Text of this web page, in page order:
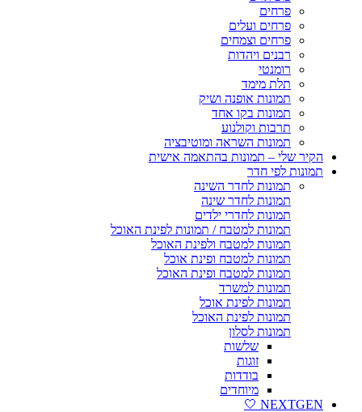
פרחים
פרחים ועלים
פרחים וצמחים
רבנים ויהדות
רומנטי
תלת מימד
תמונות אופנה ושיק
תמונות בקו אחד
תרבות וקולנוע
תמונות השראה ומוטיבציה
הקיר שלי – תמונות בהתאמה אישית
תמונות לפי חדר
תמונות לחדר השינה
תמונות לחדר שינה
תמונות לחדרי ילדים
תמונות למטבח / תמונות לפינת האוכל
תמונות למטבח ולפינת האוכל
תמונות למטבח ופינת אוכל
תמונות למטבח ופינת האוכל
תמונות למשרד
תמונות לפינת אוכל
תמונות לפינת האוכל
תמונות לסלון
שלשות
זוגות
בודדות
מיוחדים
NEXTGEN 🤍